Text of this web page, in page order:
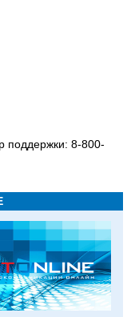
поддержки: 8-800-